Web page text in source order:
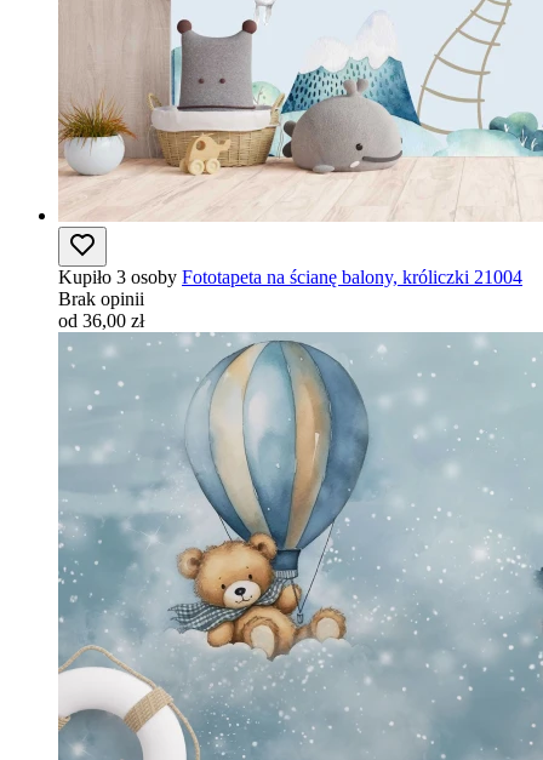
Kupiło 3 osoby Fototapeta na ścianę balony, króliczki 21004
Brak opinii
od 36,00 zł